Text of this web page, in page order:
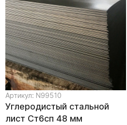
Артикул: N99510
Углеродистый стальной
лист Ст6сп 48 мм